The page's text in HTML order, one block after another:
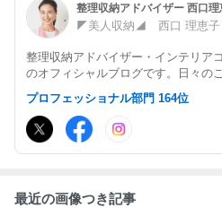
◤美人収納◢ 西口 理恵子
整理収納アドバイザー・インテリア
のオフィシャルブログです。日々の
情報まで、楽しく更新しています。
プロフェッショナル部門 164位
最近の画像つき記事